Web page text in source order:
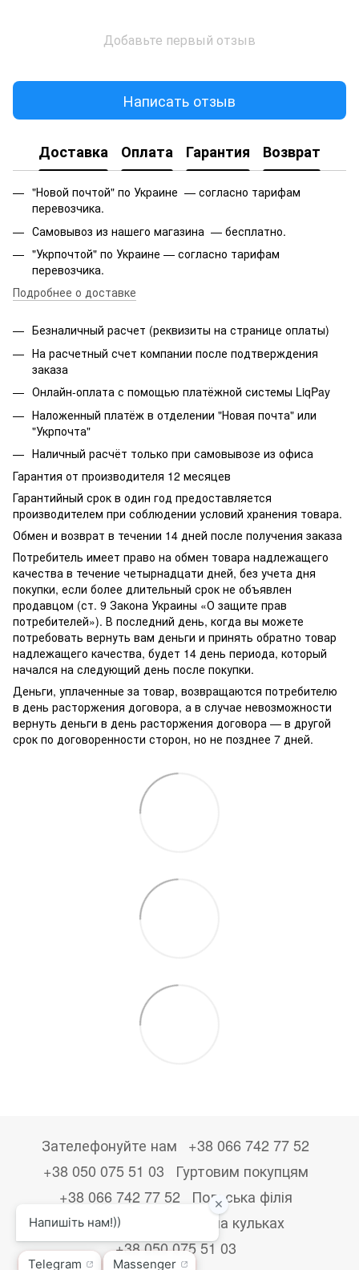
Добавьте первый отзыв
Написать отзыв
Доставка Оплата Гарантия Возврат
"Новой почтой" по Украине — согласно тарифам
перевозчика.
Самовывоз из нашего магазина — бесплатно.
"Укрпочтой" по Украине — согласно тарифам
перевозчика.
Подробнее о доставке
Безналичный расчет (реквизиты на странице оплаты)
На расчетный счет компании после подтверждения
заказа
Онлайн-оплата с помощью платёжной системы LiqPay
Наложенный платёж в отделении "Новая почта" или
"Укрпочта"
Наличный расчёт только при самовывозе из офиса
Гарантия от производителя 12 месяцев
Гарантийный срок в один год предоставляется
производителем при соблюдении условий хранения товара.
Обмен и возврат в течении 14 дней после получения заказа
Потребитель имеет право на обмен товара надлежащего
качества в течение четырнадцати дней, без учета дня
покупки, если более длительный срок не объявлен
продавцом (ст. 9 Закона Украины «О защите прав
потребителей»). В последний день, когда вы можете
потребовать вернуть вам деньги и принять обратно товар
надлежащего качества, будет 14 день периода, который
начался на следующий день после покупки.
Деньги, уплаченные за товар, возвращаются потребителю
в день расторжения договора, а в случае невозможности
вернуть деньги в день расторжения договора — в другой
срок по договоренности сторон, но не позднее 7 дней.
Зателефонуйте нам
+38 066 742 77 52
+38 050 075 51 03
Гуртовим покупцям
+38 066 742 77 52
Польська філія
+48533867723
Друк на кульках
+38 050 075 51 03